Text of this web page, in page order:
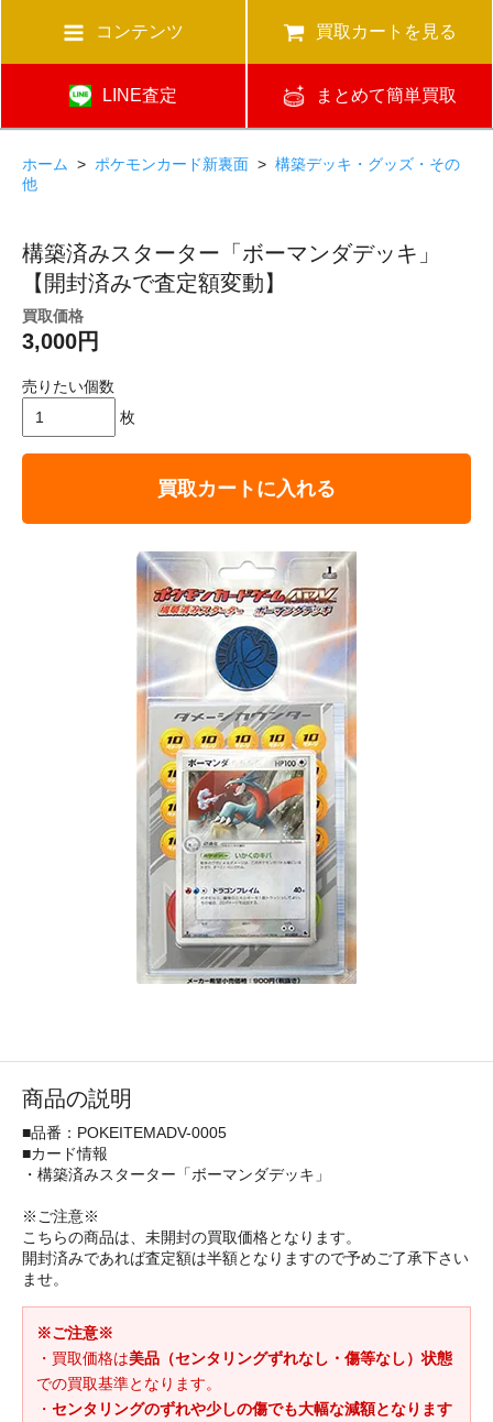
コンテンツ 買取カートを見る
LINE査定 まとめて簡単買取
ホーム > ポケモンカード新裏面 > 構築デッキ・グッズ・その
他
構築済みスターター「ボーマンダデッキ」
【開封済みで査定額変動】
買取価格
3,000円
売りたい個数
枚
買取カートに入れる
商品の説明
■品番：POKEITEMADV-0005
■カード情報
・構築済みスターター「ボーマンダデッキ」
※ご注意※
こちらの商品は、未開封の買取価格となります。
開封済みであれば査定額は半額となりますので予めご了承下さい
ませ。
※ご注意※
・買取価格は美品（センタリングずれなし・傷等なし）状態
での買取基準となります。
・ センタリングのずれや少しの傷でも大幅な減額となります